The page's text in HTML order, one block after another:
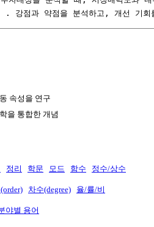
강점과 약점을 분석하고, 개선 기회
속성을 연구
을 통합한 개념
정리 학문 모드 함수 정수/상수
차수(degree) 율/률/비
야별 용어